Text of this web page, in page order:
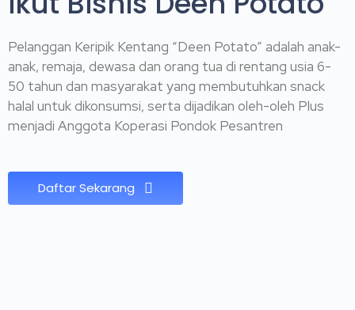
Pelanggan Keripik Kentang “Deen Potato” adalah anak-
anak, remaja, dewasa dan orang tua di rentang usia 6-
50 tahun dan masyarakat yang membutuhkan snack
halal untuk dikonsumsi, serta dijadikan oleh-oleh Plus
menjadi Anggota Koperasi Pondok Pesantren
Daftar Sekarang